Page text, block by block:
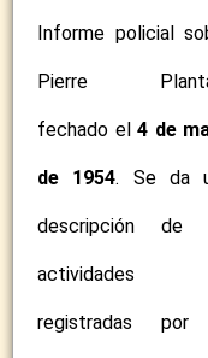
Informe policial
Pierre
fechado el 4 de
de 1954. Se da
descripción de
actividades
registradas